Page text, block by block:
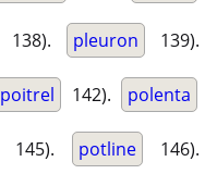
138). pleuron 139).
poitrel 142). polenta
145). potline 146).